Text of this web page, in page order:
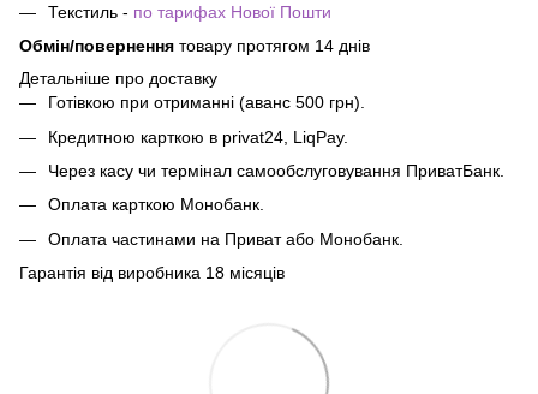
Текстиль - по тарифах Нової Пошти
Обмін/повернення товару протягом 14 днів
Детальніше про доставку
Готівкою при отриманні (аванс 500 грн).
Кредитною карткою в privat24, LiqPay.
Через касу чи термінал самообслуговування ПриватБанк.
Оплата карткою Монобанк.
Оплата частинами на Приват або Монобанк.
Гарантія від виробника 18 місяців